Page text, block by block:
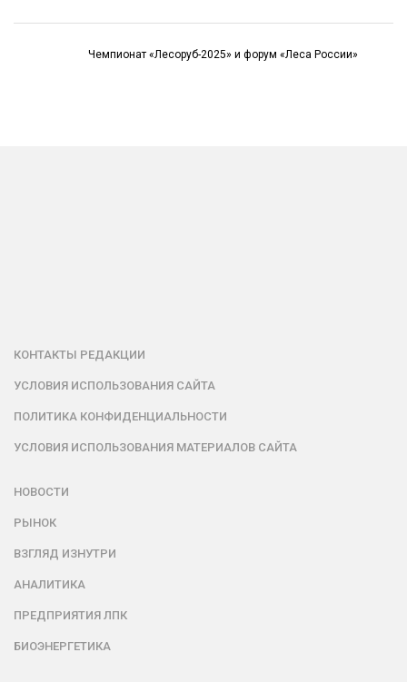
Чемпионат «Лесоруб-2025» и форум «Леса России»
КОНТАКТЫ РЕДАКЦИИ
УСЛОВИЯ ИСПОЛЬЗОВАНИЯ САЙТА
ПОЛИТИКА КОНФИДЕНЦИАЛЬНОСТИ
УСЛОВИЯ ИСПОЛЬЗОВАНИЯ МАТЕРИАЛОВ САЙТА
НОВОСТИ
РЫНОК
ВЗГЛЯД ИЗНУТРИ
АНАЛИТИКА
ПРЕДПРИЯТИЯ ЛПК
БИОЭНЕРГЕТИКА